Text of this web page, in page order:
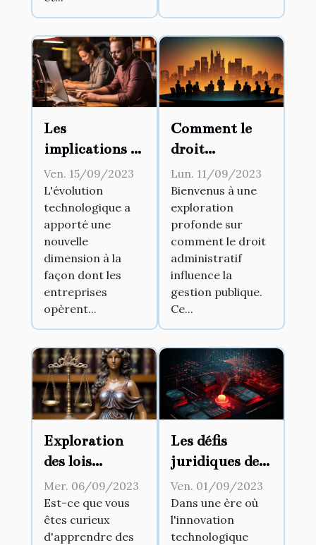
Les
implications de
la
digitalisation
des documents
légaux pour les
entreprises
Ven. 15/09/2023
L'évolution
technologique a
apporté une
nouvelle
dimension à la
façon dont les
entreprises
opèrent...
Comment le
droit
administratif
influence la
gestion
publique
Lun. 11/09/2023
Bienvenus à une
exploration
profonde sur
comment le droit
administratif
influence la
gestion publique.
Ce...
Exploration
des lois
insolites en
France
Mer. 06/09/2023
Est-ce que vous
êtes curieux
d'apprendre des
Les défis
juridiques de
l'innovation
technologique
Ven. 01/09/2023
Dans une ère où
l'innovation
technologique